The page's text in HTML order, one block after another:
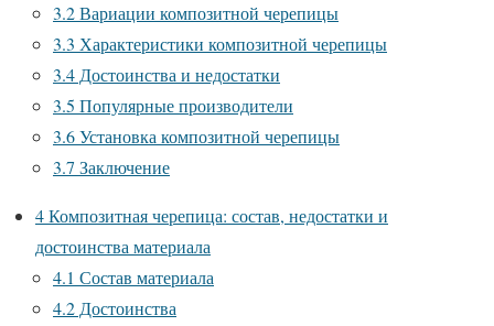
3.2Вариации композитной черепицы
3.3 Характеристики композитной черепицы
3.4 Достоинства и недостатки
3.5 Популярные производители
3.6Установка композитной черепицы
3.7 Заключение
4Композитная черепица: состав, недостатки и
достоинства материала
4.1 Состав материала
4.2 Достоинства